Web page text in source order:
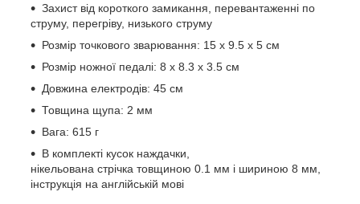
Захист від короткого замикання, перевантаженні по
струму, перегріву, низького струму
Розмір точкового зварювання: 15 х 9.5 х 5 см
Розмір ножної педалі: 8 х 8.3 х 3.5 см
Довжина електродів: 45 см
Товщина щупа: 2 мм
Вага: 615 г
В комплекті кусок наждачки,
нікельована стрічка товщиною 0.1 мм і шириною 8 мм,
інструкція на англійській мові